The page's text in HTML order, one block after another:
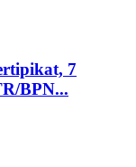
7
BPN...